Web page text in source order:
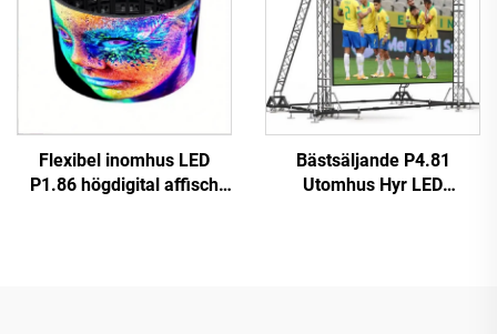
Flexibel inomhus LED
P1.86 högdigital affisch
Bästsäljande P4.81
Utomhus Hyr LED